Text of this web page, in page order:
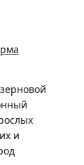
и